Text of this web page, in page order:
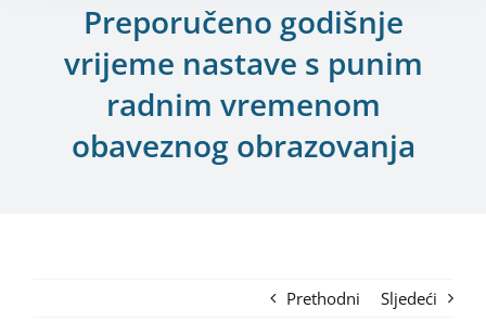
Preporučeno godišnje
vrijeme nastave s punim
radnim vremenom
obaveznog obrazovanja
Prethodni Sljedeći